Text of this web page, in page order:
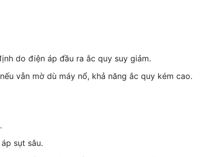
do điện áp đầu ra ắc quy suy giảm.
vẫn mờ dù máy nổ, khả năng ắc quy kém cao.
sụt sâu.